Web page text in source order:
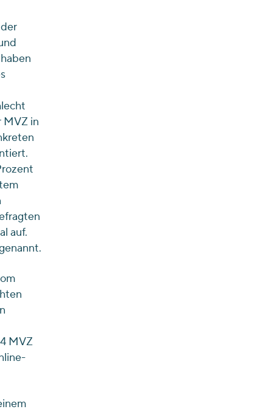
MVZ in
auf.
MVZ